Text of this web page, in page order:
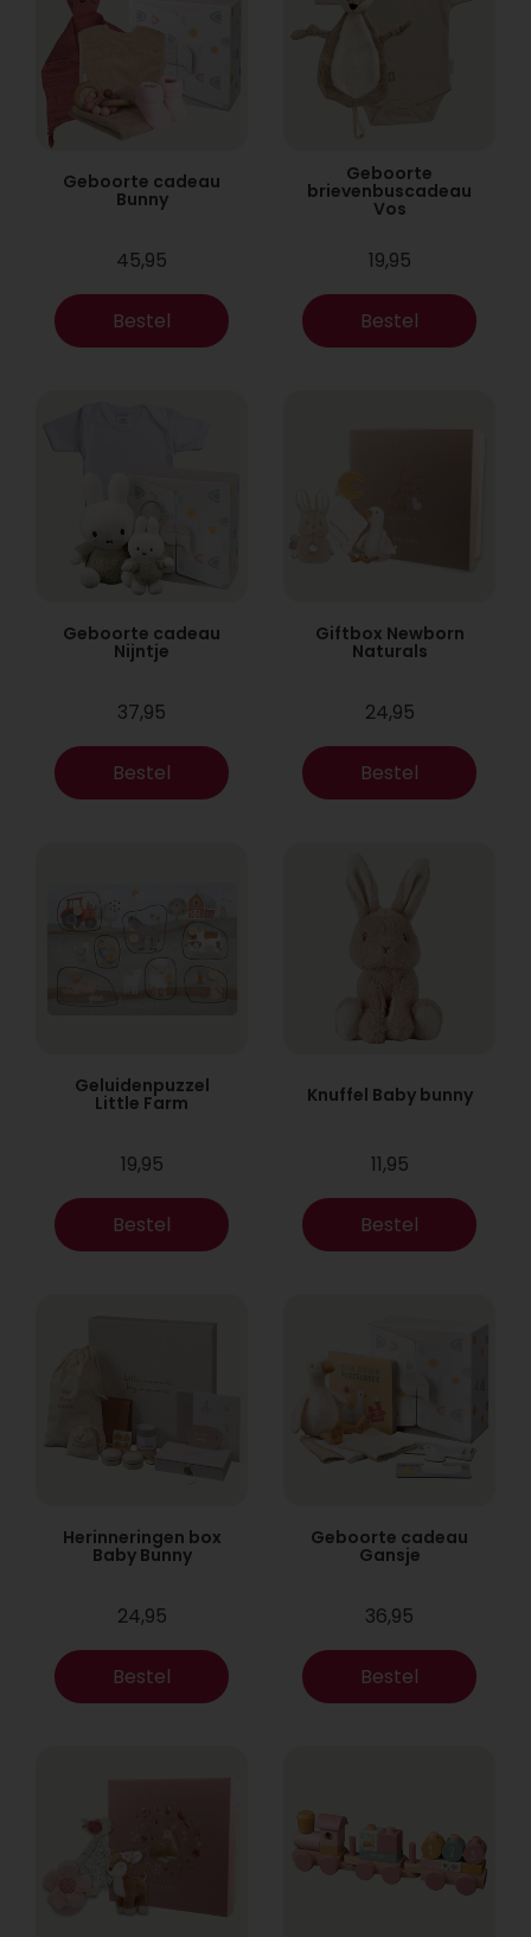
Geboorte cadeau
Bunny
45,95
Bestel
Geboorte
brievenbuscadeau
Vos
19,95
Bestel
Geboorte cadeau
Nijntje
37,95
Bestel
Giftbox Newborn
Naturals
24,95
Bestel
Geluidenpuzzel
Little Farm
19,95
Bestel
Knuffel Baby bunny
11,95
Bestel
Herinneringen box
Baby Bunny
24,95
Bestel
Geboorte cadeau
Gansje
36,95
Bestel